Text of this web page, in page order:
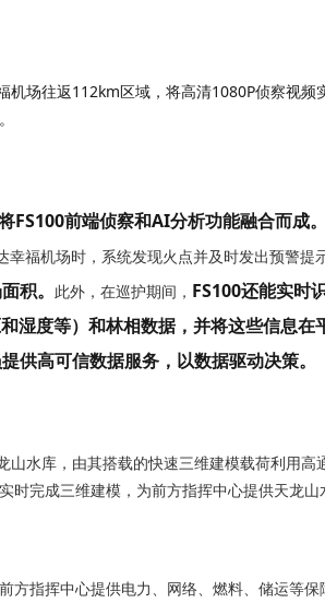
FS100前端侦察和AI分析功能融合而成。
幸福机场时，系统发现火点并及时发出预警提
积。 此外，在巡护期间， FS100还能实时
湿度等）和林相数据， 并将这些信息在
供高可信数据服务， 以数据驱动决策。
完成三维建模，为前方指挥中心提供天龙山